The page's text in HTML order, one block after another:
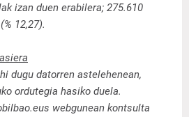
izan duen erabilera; 275.610
12,27).
dugu datorren astelehenean,
ordutegia hasiko duela.
webgunean kontsulta